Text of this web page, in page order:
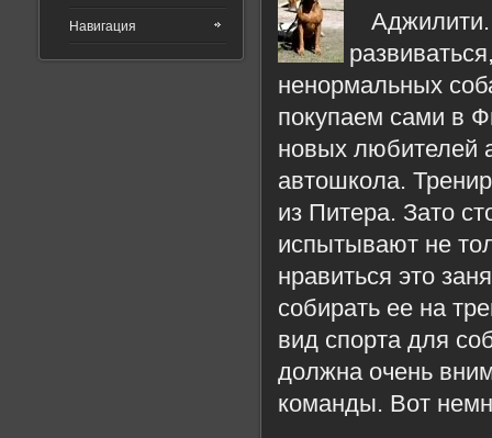
Аджилити.
ненормальных
покупаем сами в
новых любителей
автошкола.
из Питера. Зато
испытывают не
нравиться это
собирать ее на
вид спорта для
должна очень
команды. Вот
Навигация